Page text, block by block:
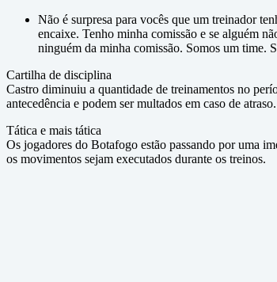
Não é surpresa para vocês que um treinador
encaixe. Tenho minha comissão e se alguém
ninguém da minha comissão. Somos um time.
Cartilha de disciplina
Castro diminuiu a quantidade de treinamentos no
antecedência e podem ser multados em caso de
Tática e mais tática
Os jogadores do Botafogo estão passando por uma
os movimentos sejam executados durante os treinos.